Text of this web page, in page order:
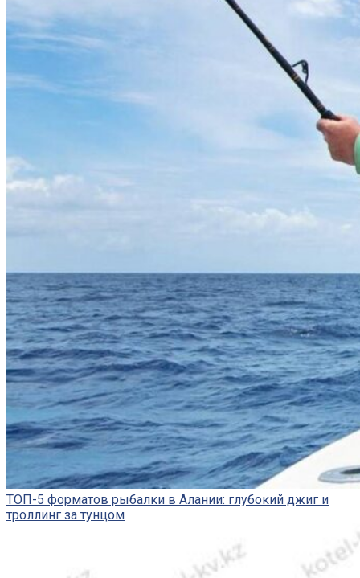
ТОП-5 форматов рыбалки в Алании: глубокий джиг и
троллинг за тунцом